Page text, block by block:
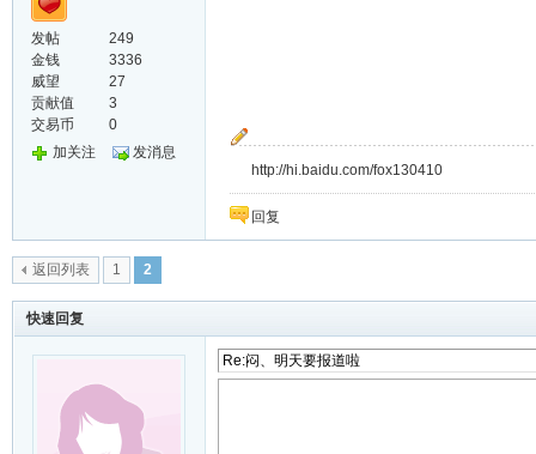
发帖
249
金钱
3336
威望
27
贡献值
3
交易币
0
加关注
发消息
http://hi.baidu.com/fox130410
回复
返回列表 1 2
快速回复